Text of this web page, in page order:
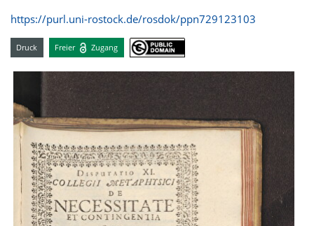
https://purl.uni-rostock.de/rosdok/ppn729123103
Druck Freier Zugang